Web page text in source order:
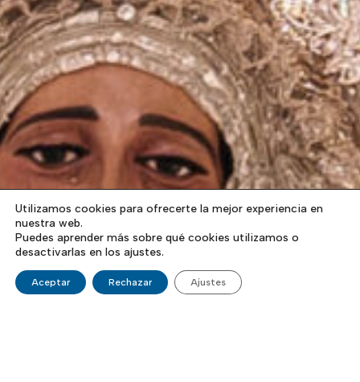
Utilizamos cookies para ofrecerte la mejor experiencia en
nuestra web.
Puedes aprender más sobre qué cookies utilizamos o
desactivarlas en los ajustes.
Aceptar Rechazar Ajustes